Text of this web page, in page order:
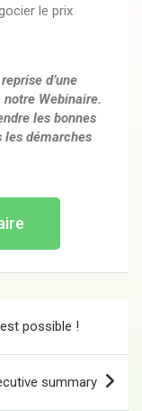
le prix
d’une
notre Webinaire.
les bonnes
les démarches
possible !
summary